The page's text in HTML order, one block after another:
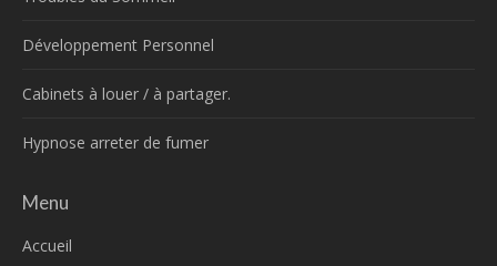
Développement Personnel
Cabinets à louer / à partager.
Hypnose arreter de fumer
Menu
Accueil